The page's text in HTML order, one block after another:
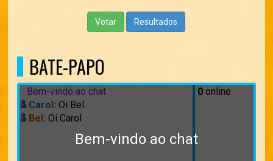
Votar Resultados
BATE-PAPO
Bem-vindo ao chat
Bem-vindo ao chat
Carol: Oi Bel
Bel: Oi Carol
0online